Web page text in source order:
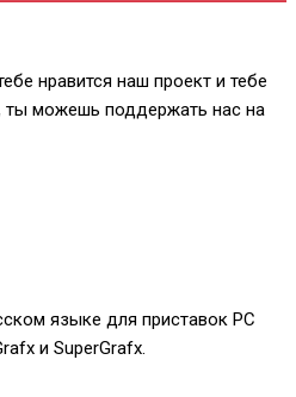
нравится наш проект и тебе
ты можешь поддержать нас на
языке для приставок PC
и SuperGrafx.